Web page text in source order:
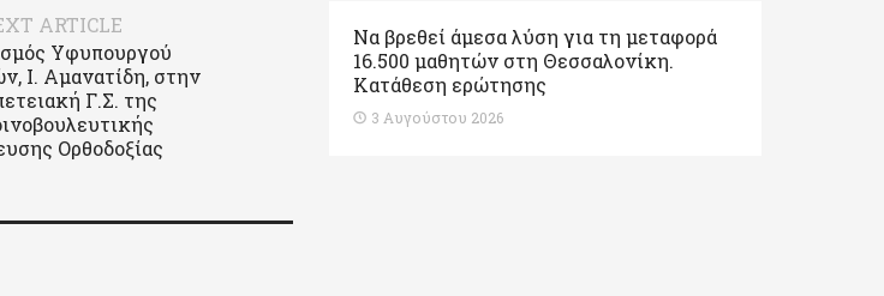
ARTICLE
Υφυπουργού
Ι. Αμανατίδη, στην
Γ.Σ. της
Ορθοδοξίας
Να βρεθεί άμεσα λύση για τη μεταφορά
16.500 μαθητών στη Θεσσαλονίκη.
Κατάθεση ερώτησης
3 Αυγούστου 2026